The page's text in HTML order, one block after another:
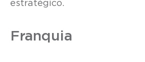
estratégico.
Franquia